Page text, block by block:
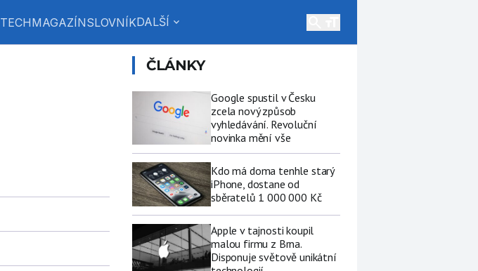
TECHMAGAZÍNSLOVNÍKDALŠÍ expand_more
ČLÁNKY
Google spustil v Česku
zcela nový způsob
vyhledávání. Revoluční
novinka mění vše
Kdo má doma tenhle starý
iPhone, dostane od
sběratelů 1 000 000 Kč
Apple v tajnosti koupil
malou firmu z Brna.
Disponuje světově unikátní